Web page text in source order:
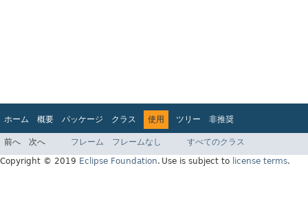
ホーム 概要 パッケージ クラス 使用 ツリー
非推奨
インデックス
ヘルプ
Jakarta EE 8 仕様 API
前へ 次へ フレーム フレームなし
すべてのクラス
Copyright © 2019 Eclipse Foundation. Use is subject to license terms.